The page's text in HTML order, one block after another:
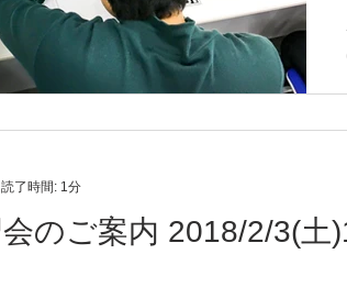
第３回学習会のご案内
読了時間: 1分